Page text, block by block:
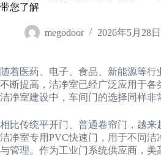
带您了解
megodoor 2026年5月28日
随着医药、电子、食品、新能源等行
不断提高，洁净室已经广泛应用于各
洁净室建设中，车间门的选择同样非
相比传统平开门、普通卷帘门，越来
洁净室专用PVC快速门，用于不同洁
与管理。作为工业门系统供应商，美